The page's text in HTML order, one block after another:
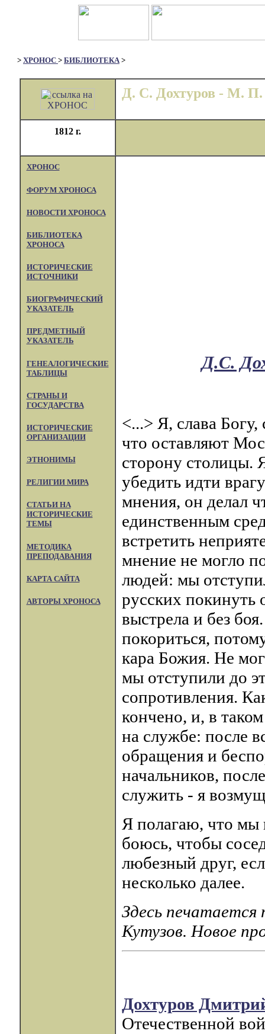
> XPOHOC > БИБЛИОТЕКА>
Д. С. Дохтуров - М. П.
1812 г.
XPOHOC
ФОРУМ ХРОНОСА
НОВОСТИ ХРОНОСА
БИБЛИОТЕКА
ХРОНОСА
ИСТОРИЧЕСКИЕ
ИСТОЧНИКИ
БИОГРАФИЧЕСКИЙ
УКАЗАТЕЛЬ
ПРЕДМЕТНЫЙ
УКАЗАТЕЛЬ
ГЕНЕАЛОГИЧЕСКИЕ
ТАБЛИЦЫ
СТРАНЫ И
ГОСУДАРСТВА
ИСТОРИЧЕСКИЕ
ОРГАНИЗАЦИИ
ЭТНОНИМЫ
РЕЛИГИИ МИРА
СТАТЬИ НА
ИСТОРИЧЕСКИЕ
ТЕМЫ
МЕТОДИКА
ПРЕПОДАВАНИЯ
КАРТА САЙТА
АВТОРЫ ХРОНОСА
Д.С.
<...> Я, слава
что оставляют
сторону столицы.
убедить идти
мнения, он делал
единственным
встретить
мнение не могло
людей: мы
русских покинуть
выстрела и без
покориться,
кара Божия. Не
мы отступили до
сопротивления.
кончено, и, в
на службе: после
обращения и
начальников,
служить - я
Я полагаю, что мы
боюсь, чтобы
любезный друг,
несколько далее.
Здесь
Кутузов. Новое
Дохтуров
Отечественной